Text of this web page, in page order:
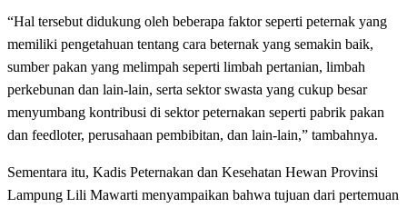
“Hal tersebut didukung oleh beberapa faktor seperti peternak yang
memiliki pengetahuan tentang cara beternak yang semakin baik,
sumber pakan yang melimpah seperti limbah pertanian, limbah
perkebunan dan lain-lain, serta sektor swasta yang cukup besar
menyumbang kontribusi di sektor peternakan seperti pabrik pakan
dan feedloter, perusahaan pembibitan, dan lain-lain,” tambahnya.
Sementara itu, Kadis Peternakan dan Kesehatan Hewan Provinsi
Lampung Lili Mawarti menyampaikan bahwa tujuan dari pertemuan